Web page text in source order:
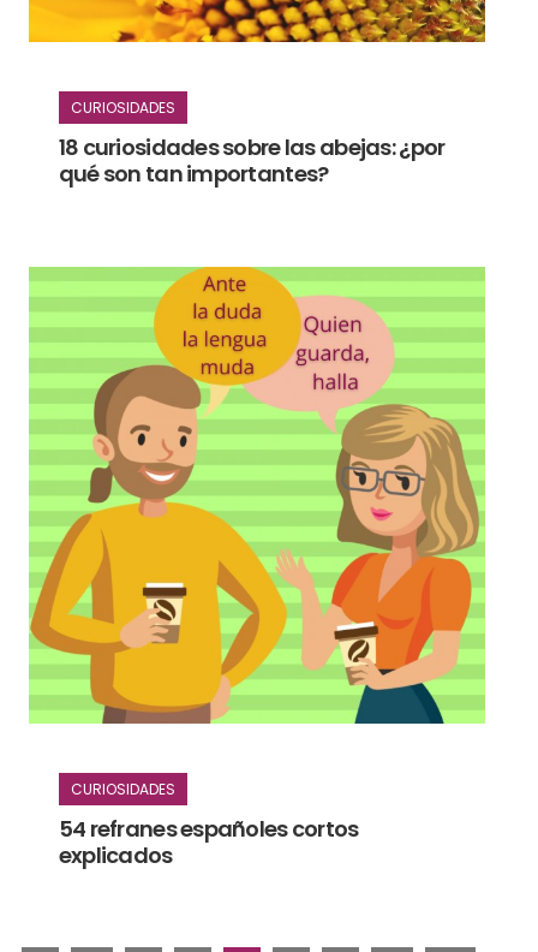
CURIOSIDADES
18 curiosidades sobre las abejas: ¿por
qué son tan importantes?
CURIOSIDADES
54 refranes españoles cortos
explicados